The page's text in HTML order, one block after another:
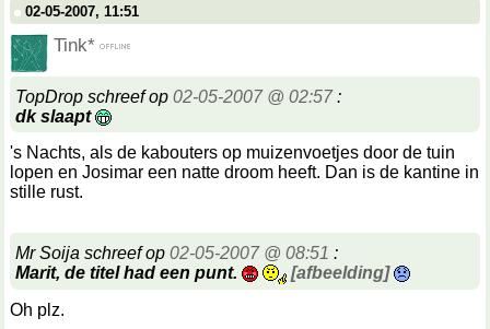
02-05-2007, 11:51
Tink*
TopDrop schreef op 02-05-2007 @ 02:57:
dk slaapt
's Nachts, als de kabouters op muizenvoetjes door de tuin
lopen en Josimar een natte droom heeft. Dan is de kantine in
stille rust.
Mr Soija schreef op 02-05-2007 @ 08:51 :
Marit, de titel had een punt.
[afbeelding]
Oh plz.